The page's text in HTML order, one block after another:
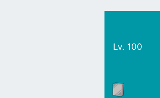
Lv. 100